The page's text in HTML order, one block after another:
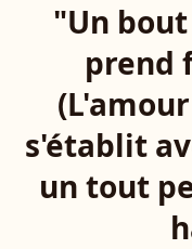
"Un
prend
s'établit
un tout